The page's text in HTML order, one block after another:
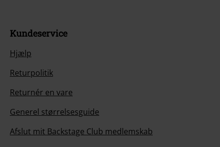
Kundeservice
Hjælp
Returpolitik
Returnér en vare
Generel størrelsesguide
Afslut mit Backstage Club medlemskab